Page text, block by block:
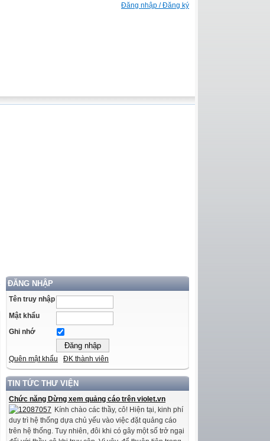
Đăng nhập / Đăng ký
ĐĂNG NHẬP
Tên truy nhập
Mật khẩu
Ghi nhớ
Quên mật khẩu ĐK thành viên
TIN TỨC THƯ VIỆN
Chức năng Dừng xem quảng cáo trên violet.vn
Kính chào các thầy, cô! Hiện tại, kinh phí
duy trì hệ thống dựa chủ yếu vào việc đặt quảng cáo
trên hệ thống. Tuy nhiên, đôi khi có gây một số trở ngại